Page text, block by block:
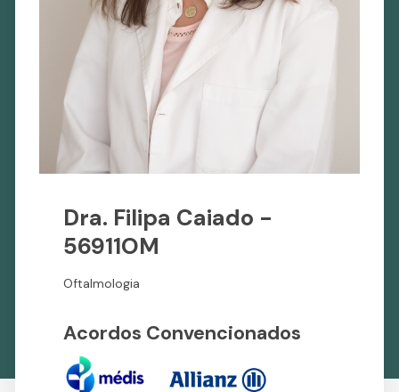
Dra. Filipa Caiado -
56911OM
Oftalmologia
Acordos Convencionados